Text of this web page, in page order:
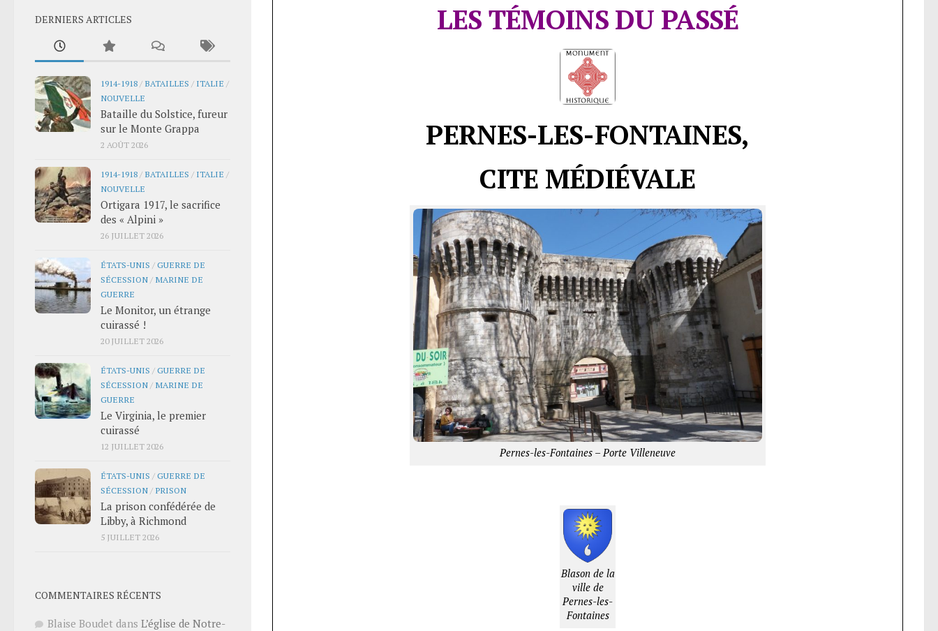
LES TÉMOINS DU PASSÉ
PERNES-LES-FONTAINES,
CITE MÉDIÉVALE
Pernes-les-Fontaines – Porte Villeneuve
Blason de la
ville de
Pernes-les-
Fontaines
DERNIERS ARTICLES
1914-1918 / BATAILLES / ITALIE /
NOUVELLE
Bataille du Solstice, fureur
sur le Monte Grappa
2 AOÛT 2026
1914-1918 / BATAILLES / ITALIE /
NOUVELLE
Ortigara 1917, le sacrifice
des « Alpini »
26 JUILLET 2026
ÉTATS-UNIS /GUERRE DE
SÉCESSION / MARINE DE
GUERRE
Le Monitor, un étrange
cuirassé !
20 JUILLET 2026
ÉTATS-UNIS /GUERRE DE
SÉCESSION / MARINE DE
GUERRE
Le Virginia, le premier
cuirassé
12 JUILLET 2026
ÉTATS-UNIS /GUERRE DE
SÉCESSION / PRISON
La prison confédérée de
Libby, à Richmond
5 JUILLET 2026
COMMENTAIRES RÉCENTS
Blaise Boudet dans L’église de Notre-